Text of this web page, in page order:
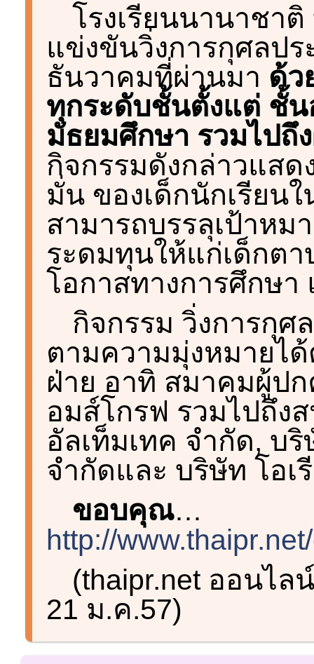
โรงเรียนนานาชา
แข่งขันวิ่งการกุศลปร
ธันวาคมที่ผ่านมา ด้ว
ทุกระดับชั้นตั้งแต่ ชั้
มัธยมศึกษา รวมไปถึ
กิจกรรมดังกล่าวแสด
มั่น ของเด็กนักเรียน
สามารถบรรลุเป้าหม
ระดมทุนให้แก่เด็กต
โอกาสทางการศึกษ
กิจกรรม วิ่งการกุศ
ตามความมุ่งหมายไ
ฝ่าย อาทิ สมาคมผู้ป
อมส์โกรฟ รวมไปถึง
อัลเท็มเทค จำกัด, บ
จำกัดและ บริษัท โอเ
ขอบคุณ…
http://
(thaipr.net ออนไ
21 ม.ค.57)